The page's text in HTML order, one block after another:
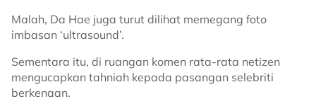
Malah, Da Hae juga turut dilihat memegang foto
imbasan ‘ultrasound’.
Sementara itu, di ruangan komen rata-rata netizen
mengucapkan tahniah kepada pasangan selebriti
berkenaan.